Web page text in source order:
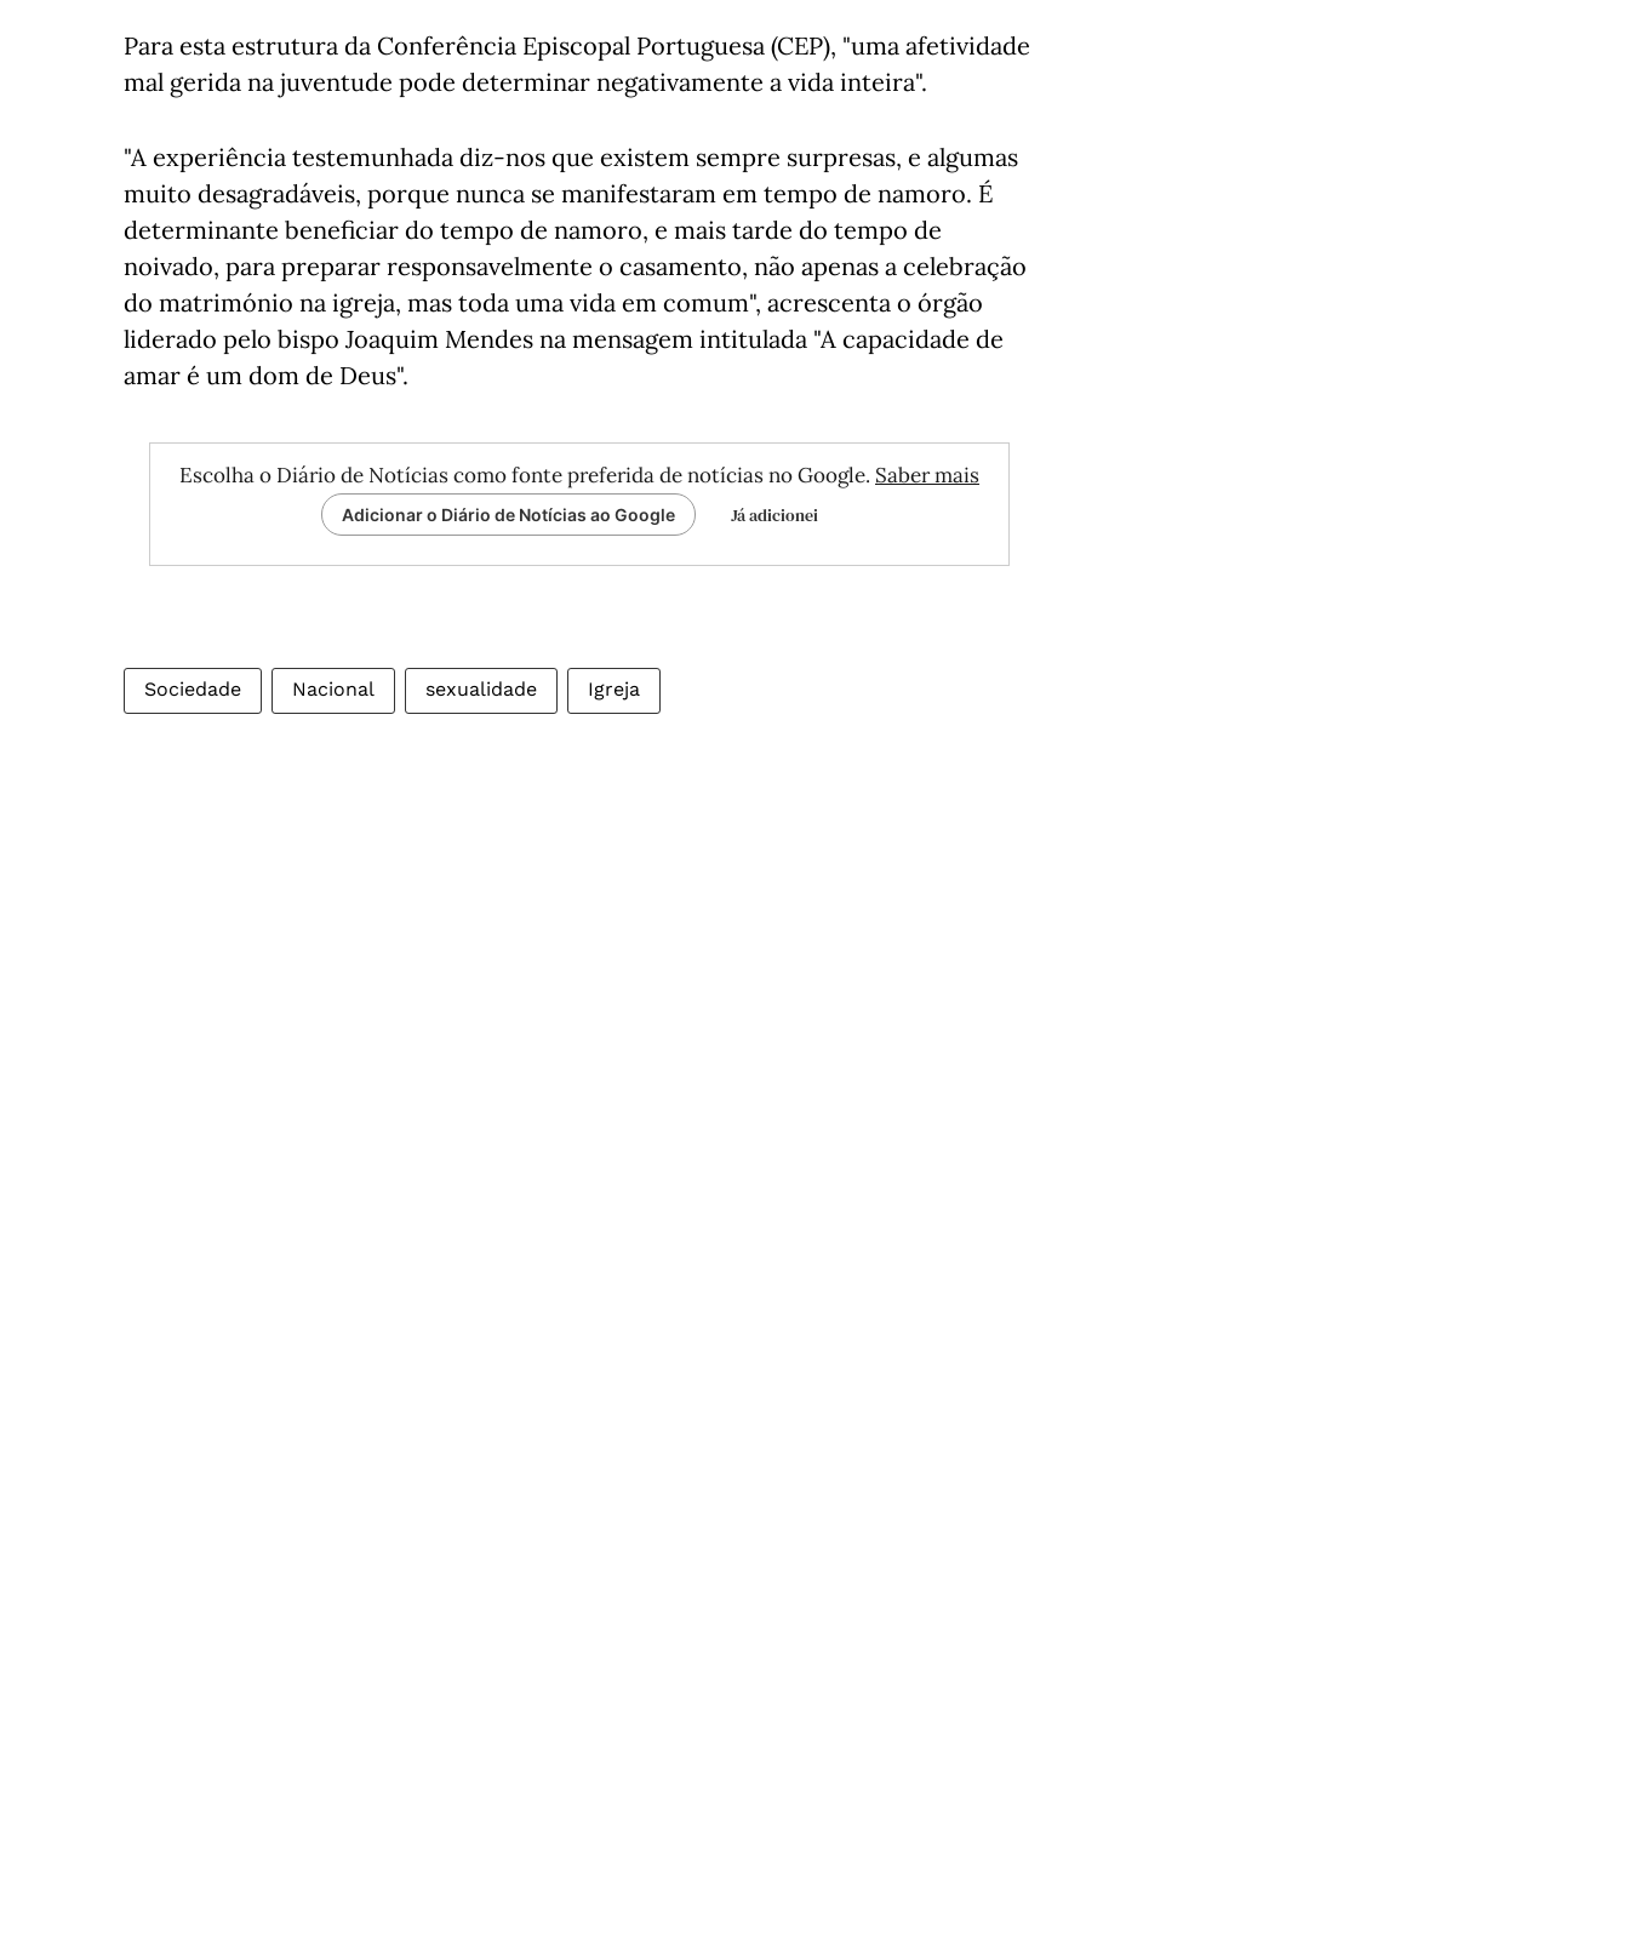
Para esta estrutura da Conferência Episcopal Portuguesa (CEP), "uma afetividade
mal gerida na juventude pode determinar negativamente a vida inteira".
"A experiência testemunhada diz-nos que existem sempre surpresas, e algumas
muito desagradáveis, porque nunca se manifestaram em tempo de namoro. É
determinante beneficiar do tempo de namoro, e mais tarde do tempo de
noivado, para preparar responsavelmente o casamento, não apenas a celebração
do matrimónio na igreja, mas toda uma vida em comum", acrescenta o órgão
liderado pelo bispo Joaquim Mendes na mensagem intitulada "A capacidade de
amar é um dom de Deus".
Escolha o Diário de Notícias como fonte preferida de notícias no Google. Saber mais
Adicionar o Diário de Notícias ao Google Já adicionei
Sociedade Nacional sexualidade Igreja